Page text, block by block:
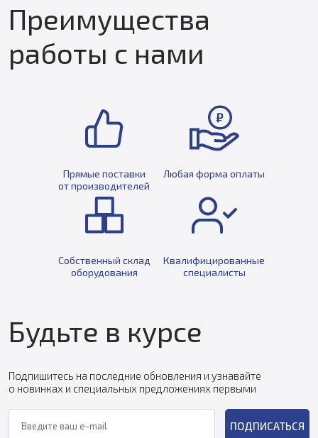
Преимущества
работы с нами
Прямые поставки
от производителей
Любая форма оплаты
Собственный склад
оборудования
Квалифицированные
специалисты
Будьте в курсе
Подпишитесь на последние обновления и узнавайте
о новинках и специальных предложениях первыми
ПОДПИСАТЬСЯ